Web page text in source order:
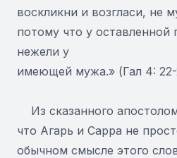
воскликни и возгласи, не
потому что у оставленной
нежели у
имеющей мужа.» (Гал 4: 22-
Из сказанного
что Агарь и Сарра не
обычном смысле этого